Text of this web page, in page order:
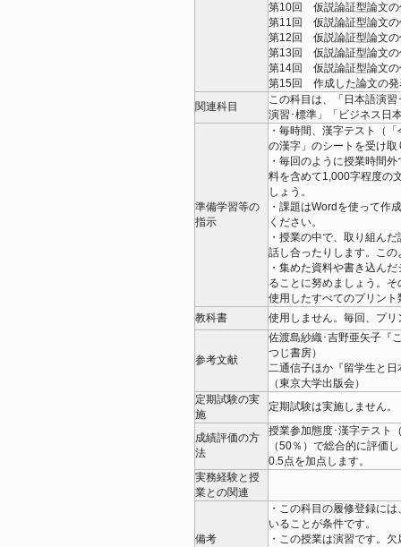
第10回 仮説論証型論文
第11回 仮説論証型論文
第12回 仮説論証型論文
第13回 仮説論証型論文
第14回 仮説論証型論文
第15回 作成した論文の
関連科目
この科目は、「日本語演
演習･標準」「ビジネス
準備学習等の
指示
・毎時間、漢字テスト（
の漢字」のシートを受け
・毎回のように授業時間
料を含めて1,000字程度の
しょう。
・課題はWordを使って作
ください。
・授業の中で、取り組ん
話し合ったりします。こ
・集めた資料や書き込ん
ることに努めましょう。
使用したすべてのプリン
教科書
使用しません。毎回、プ
参考文献
佐渡島紗織･吉野亜矢子『
つじ書房）
二通信子ほか『留学生と
（東京大学出版会）
定期試験の実
施
定期試験は実施しません。
成績評価の方
法
授業参加態度･漢字テスト
（50％）で総合的に評価
0.5点を加点します。
実務経験と授
業との関連
備考
・この科目の履修登録に
いることが条件です。
・この授業は演習です。